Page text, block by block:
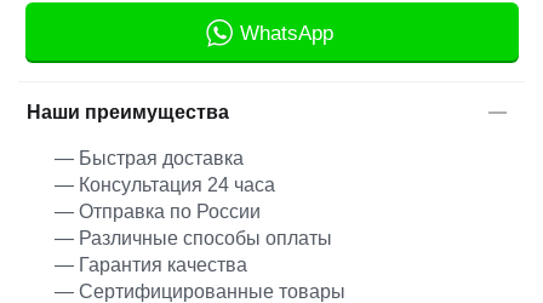
WhatsApp
Наши преимущества
— Быстрая доставка
— Консультация 24 часа
— Отправка по России
— Различные способы оплаты
— Гарантия качества
— Сертифицированные товары